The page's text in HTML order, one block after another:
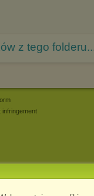
z tego
infringement